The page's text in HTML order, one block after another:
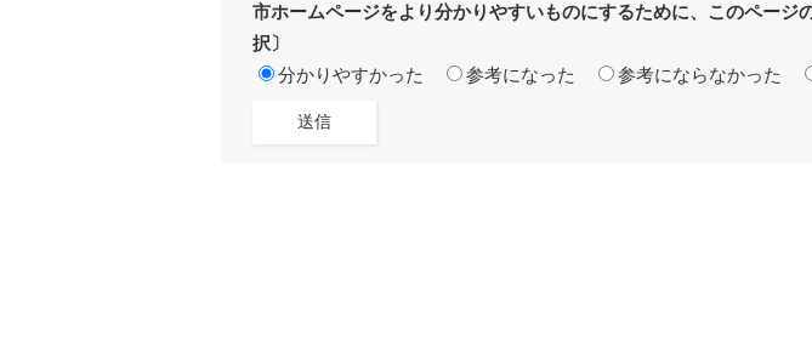
市ホームページをより分かりやすいものにするために、このページ
択〕
分かりやすかった
参考になった 参考にならなかった